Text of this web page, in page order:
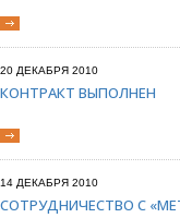
20 ДЕКАБРЯ 2010
КОНТРАКТ ВЫПОЛНЕН
14 ДЕКАБРЯ 2010
СОТРУДНИЧЕСТВО С